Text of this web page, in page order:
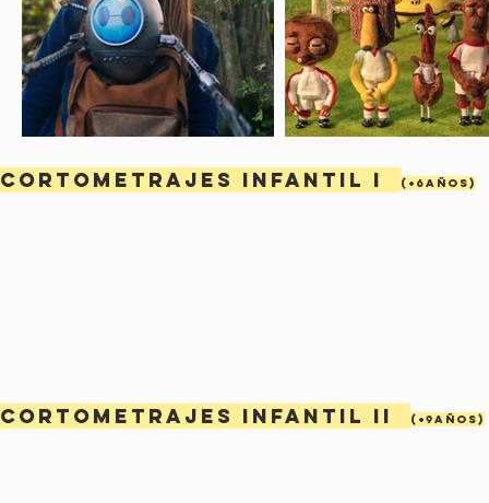
CORTOMETRAJES INFANTIL I (+6años)
CORTOMETRAJES INFANTIL II (+9años)